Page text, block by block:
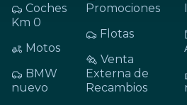
Coches
Km 0
Motos
BMW
nuevo
Promociones
Flotas
Venta
Externa de
Recambios